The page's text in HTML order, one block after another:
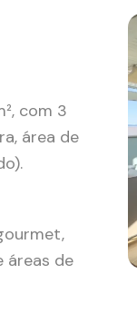
com 3
área de
áreas de